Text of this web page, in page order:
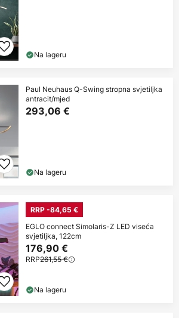
Na lageru
Paul Neuhaus Q-Swing stropna svjetiljka
antracit/mjed
293,06 €
Na lageru
RRP -84,65 €
EGLO connect Simolaris-Z LED viseća
svjetiljka, 122cm
176,90 €
RRP261,55 €
Na lageru